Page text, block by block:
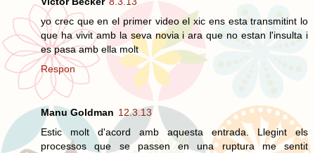
yo crec que en el primer video el xic ens esta transmitint lo
que ha vivit amb la seva novia i ara que no estan l'insulta i
es pasa amb ella molt
Respon
Manu Goldman 12.3.13
Estic molt d'acord amb aquesta entrada. Llegint els
processos que se passen en una ruptura me sentit